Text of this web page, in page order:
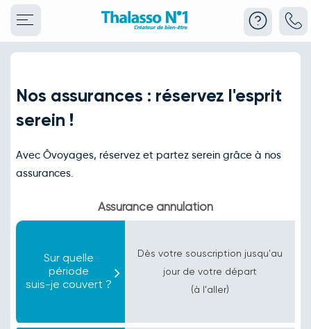
Nos assurances : réservez l'esprit
serein !
Avec Ôvoyages, réservez et partez serein grâce à nos
assurances.
Assurance annulation
Sur quelle
période
suis-je couvert ?
Dès votre souscription jusqu'au
jour de votre départ
(à l'aller)